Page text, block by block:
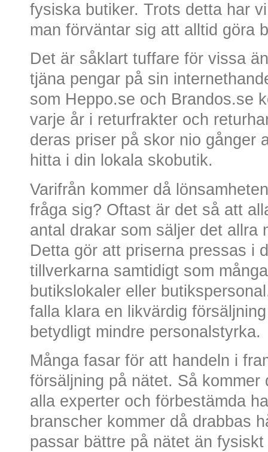
fysiska butiker. Trots detta har
man förväntar sig att alltid göra
Det är såklart tuffare för vissa
tjäna pengar på sin
som Heppo.se och Brandos.se
varje år i returfrakter och
deras priser på skor nio gånger
hitta i din lokala skobutik.
Varifrån kommer då
fråga sig? Oftast är det så att
antal drakar som säljer det allra
Detta gör att priserna pressas i
tillverkarna samtidigt som
butikslokaler eller
falla klara en likvärdig
betydligt mindre personalstyrka.
Många fasar för att handeln i
försäljning på nätet. Så
alla experter och förbestämda
branscher kommer då drabbas
passar bättre på nätet än